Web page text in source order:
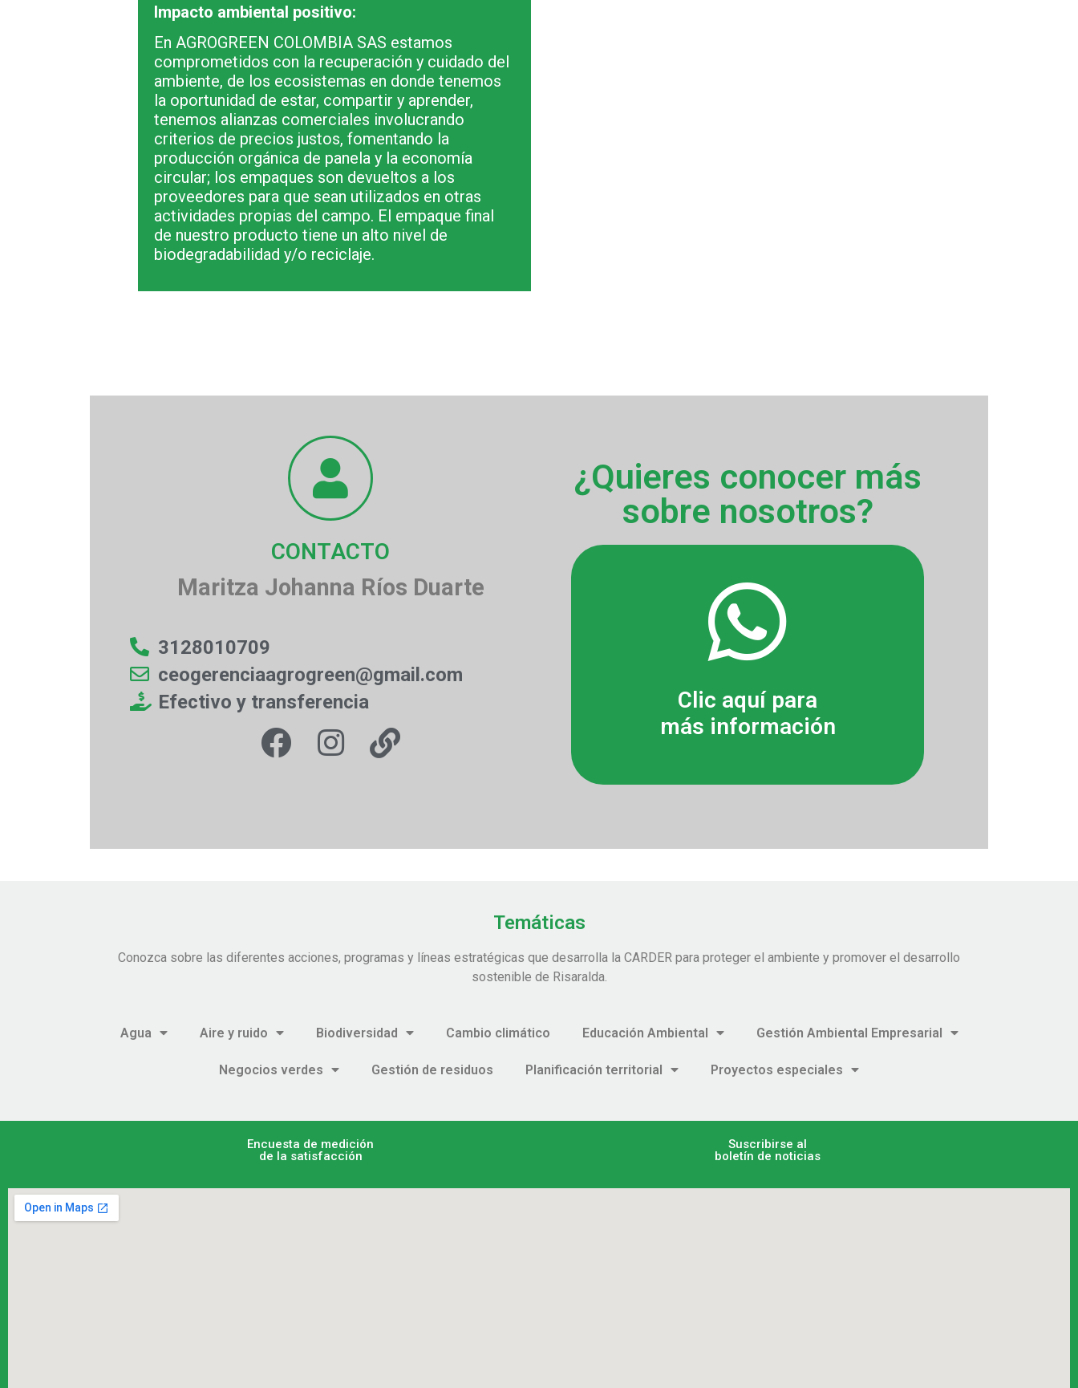
Impacto ambiental positivo:
En AGROGREEN COLOMBIA SAS estamos
comprometidos con la recuperación y cuidado del
ambiente, de los ecosistemas en donde tenemos
la oportunidad de estar, compartir y aprender,
tenemos alianzas comerciales involucrando
criterios de precios justos, fomentando la
producción orgánica de panela y la economía
circular; los empaques son devueltos a los
proveedores para que sean utilizados en otras
actividades propias del campo. El empaque final
de nuestro producto tiene un alto nivel de
biodegradabilidad y/o reciclaje.
CONTACTO
Maritza Johanna Ríos Duarte
3128010709
ceogerenciaagrogreen@gmail.com
Efectivo y transferencia
¿Quieres conocer más
sobre nosotros?
Clic aquí para
más información
Temáticas
Conozca sobre las diferentes acciones, programas y líneas estratégicas que desarrolla la CARDER para proteger el ambiente y promover el desarrollo
sostenible de Risaralda.
Agua Aire y ruido Biodiversidad Cambio climático Educación Ambiental Gestión Ambiental Empresarial
Negocios verdes Gestión de residuos Planificación territorial Proyectos especiales
Encuesta de medición
de la satisfacción
Suscribirse al
boletín de noticias